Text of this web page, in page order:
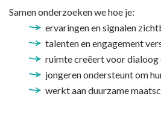
Samen onderzoeken we hoe je:
ervaringen en signalen
talenten en engagement
ruimte creëert voor dialoog
jongeren ondersteunt om
werkt aan duurzame